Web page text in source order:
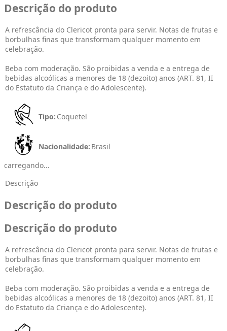
Descrição do produto
A refrescância do Clericot pronta para servir. Notas de frutas e
borbulhas finas que transformam qualquer momento em
celebração.
Beba com moderação. São proibidas a venda e a entrega de
bebidas alcoólicas a menores de 18 (dezoito) anos (ART. 81, II
do Estatuto da Criança e do Adolescente).
Tipo: Coquetel
Nacionalidade: Brasil
carregando...
Descrição
Descrição do produto
Descrição do produto
A refrescância do Clericot pronta para servir. Notas de frutas e
borbulhas finas que transformam qualquer momento em
celebração.
Beba com moderação. São proibidas a venda e a entrega de
bebidas alcoólicas a menores de 18 (dezoito) anos (ART. 81, II
do Estatuto da Criança e do Adolescente).